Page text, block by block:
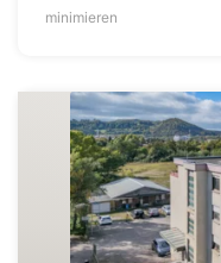
minimieren